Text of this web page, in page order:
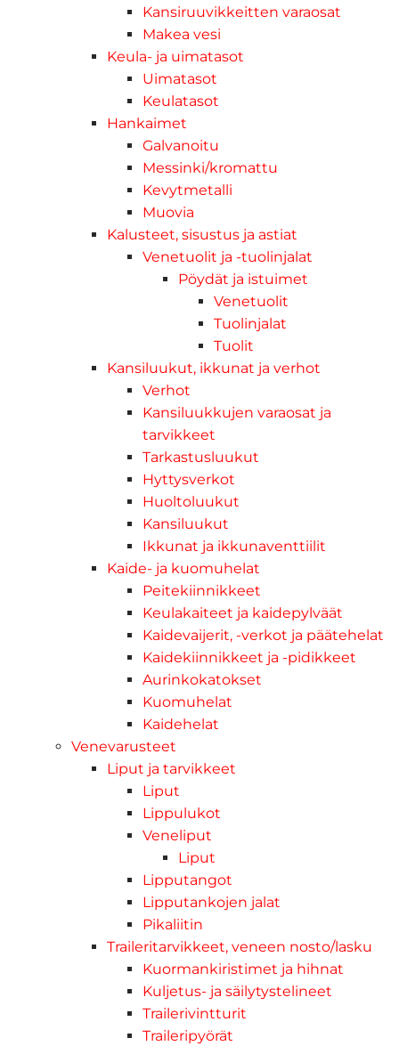
Kansiruuvikkeitten varaosat
Makea vesi
Keula- ja uimatasot
Uimatasot
Keulatasot
Hankaimet
Galvanoitu
Messinki/kromattu
Kevytmetalli
Muovia
Kalusteet, sisustus ja astiat
Venetuolit ja -tuolinjalat
Pöydät ja istuimet
Venetuolit
Tuolinjalat
Tuolit
Kansiluukut, ikkunat ja verhot
Verhot
Kansiluukkujen varaosat ja
tarvikkeet
Tarkastusluukut
Hyttysverkot
Huoltoluukut
Kansiluukut
Ikkunat ja ikkunaventtiilit
Kaide- ja kuomuhelat
Peitekiinnikkeet
Keulakaiteet ja kaidepylväät
Kaidevaijerit, -verkot ja päätehelat
Kaidekiinnikkeet ja -pidikkeet
Aurinkokatokset
Kuomuhelat
Kaidehelat
Venevarusteet
Liput ja tarvikkeet
Liput
Lippulukot
Veneliput
Liput
Lipputangot
Lipputankojen jalat
Pikaliitin
Traileritarvikkeet, veneen nosto/lasku
Kuormankiristimet ja hihnat
Kuljetus- ja säilytystelineet
Trailerivintturit
Traileripyörät